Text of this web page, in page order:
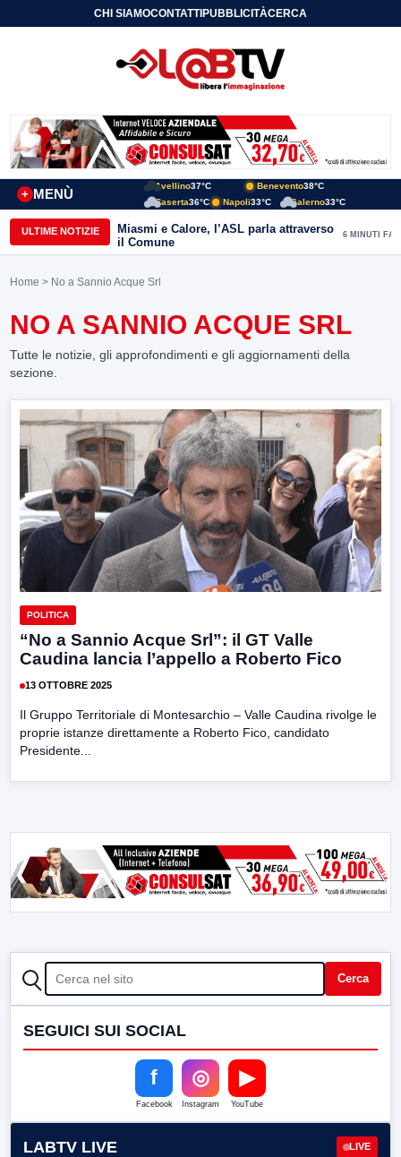
CHI SIAMOCONTATTIPUBBLICITÀCERCA
MENÙ
+
Avellino37°C Benevento38°C
Caserta36°C Napoli33°C Salerno33°C
ULTIME NOTIZIE
Miasmi e Calore, l’ASL parla attraverso
il Comune
6 MINUTI FA
Home > No a Sannio Acque Srl
NO A SANNIO ACQUE SRL
Tutte le notizie, gli approfondimenti e gli aggiornamenti della
sezione.
POLITICA
“No a Sannio Acque Srl”: il GT Valle
Caudina lancia l’appello a Roberto Fico
13 OTTOBRE 2025
Il Gruppo Territoriale di Montesarchio – Valle Caudina rivolge le
proprie istanze direttamente a Roberto Fico, candidato
Presidente...
CERCA Cerca
SEGUICI SUI SOCIAL
f
Facebook
◎
Instagram
▶
YouTube
LABTV LIVE LIVE